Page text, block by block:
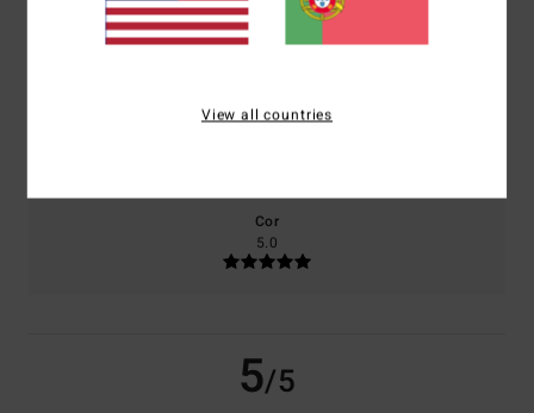
Conforto
5.0
Relação qualidade/preço
Tamanho
Cor
5.0
5/5
View all countries